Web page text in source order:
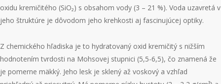
oxidu kremičitého (SiO₂) s obsahom vody (3 – 21 %). Voda uzavretá v
jeho štruktúre je dôvodom jeho krehkosti aj fascinujúcej optiky.
Z chemického hľadiska je to hydratovaný oxid kremičitý s nižším
hodnotením tvrdosti na Mohsovej stupnici (5,5-6,5), čo znamená že
je pomerne mäkký. Jeho lesk je sklený až voskový a vzhľad